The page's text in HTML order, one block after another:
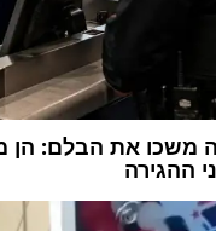
משכו את הבלם: הן
ההגירה